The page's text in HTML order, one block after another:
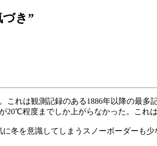
き”
れは観測記録のある1886年以降の最多
20℃程度までしか上がらなかった。これ
冬を意識してしまうスノーボーダーも